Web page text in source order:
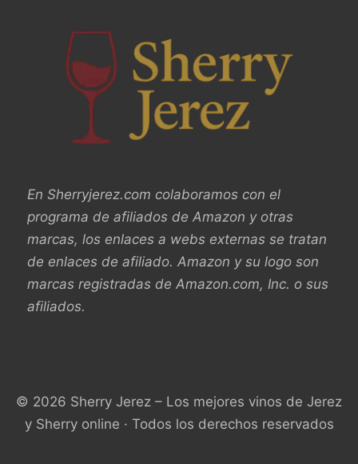
En Sherryjerez.com colaboramos con el
programa de afiliados de Amazon y otras
marcas, los enlaces a webs externas se tratan
de enlaces de afiliado. Amazon y su logo son
marcas registradas de Amazon.com, Inc. o sus
afiliados.
© 2026 Sherry Jerez – Los mejores vinos de Jerez
y Sherry online · Todos los derechos reservados